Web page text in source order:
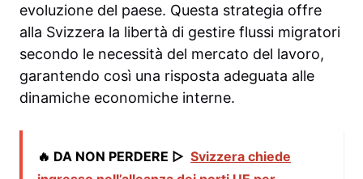
evoluzione del paese. Questa strategia offre
alla Svizzera la libertà di gestire flussi migratori
secondo le necessità del mercato del lavoro,
garantendo così una risposta adeguata alle
dinamiche economiche interne.
🔥 DA NON PERDERE ▷ Svizzera chiede